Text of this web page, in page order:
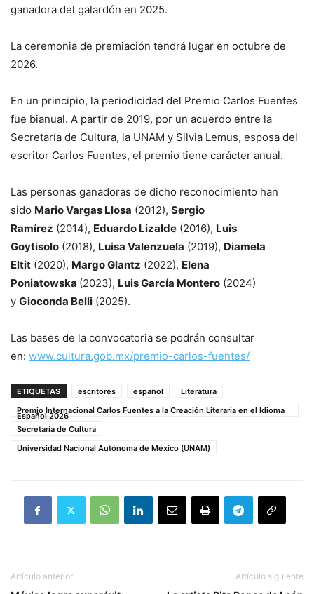
ganadora del galardón en 2025.
La ceremonia de premiación tendrá lugar en octubre de
2026.
En un principio, la periodicidad del Premio Carlos Fuentes
fue bianual. A partir de 2019, por un acuerdo entre la
Secretaría de Cultura, la UNAM y Silvia Lemus, esposa del
escritor Carlos Fuentes, el premio tiene carácter anual.
Las personas ganadoras de dicho reconocimiento han
sido Mario Vargas Llosa (2012), Sergio
Ramírez (2014), Eduardo Lizalde (2016), Luis
Goytisolo (2018), Luisa Valenzuela (2019), Diamela
Eltit (2020), Margo Glantz (2022), Elena
Poniatowska (2023), Luis García Montero (2024)
y Gioconda Belli (2025).
Las bases de la convocatoria se podrán consultar
en: www.cultura.gob.mx/premio-carlos-fuentes/
ETIQUETAS escritores español
Literatura
Premio Internacional Carlos Fuentes a la Creación Literaria en el Idioma
Español 2026
Secretaría de Cultura
Universidad Nacional Autónoma de México (UNAM)
Artículo anterior Artículo siguiente